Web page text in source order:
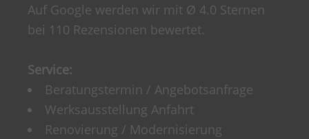
Auf Google werden wir mit Ø 4.0 Sternen
bei 110 Rezensionen bewertet.
Service:
Beratungstermin / Angebotsanfrage
Werksausstellung Anfahrt
Renovierung / Modernisierung